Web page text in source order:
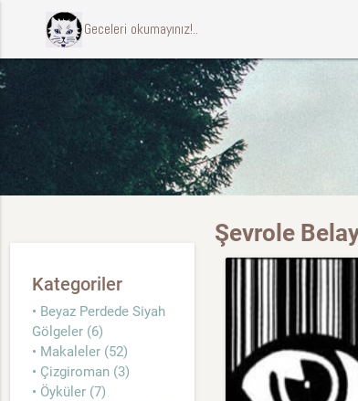
ccccci Geceleri okumayınız!..
Kategoriler
• Beyaz Perdede Siyah
Gölgeler (6)
• Makaleler (52)
• Çizgiroman (3)
• Öyküler (7)
Şevrole